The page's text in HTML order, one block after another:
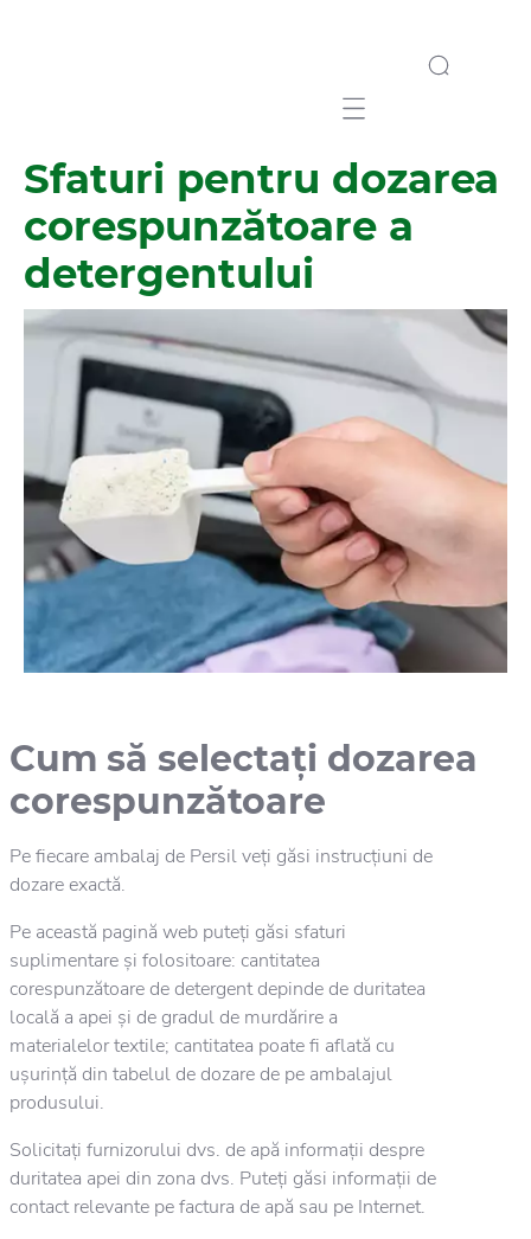
Mobile navigation
Sfaturi pentru dozarea
corespunzătoare a
detergentului
Cum să selectați dozarea
corespunzătoare
Pe fiecare ambalaj de Persil veți găsi instrucțiuni de
dozare exactă.
Pe această pagină web puteți găsi sfaturi
suplimentare și folositoare: cantitatea
corespunzătoare de detergent depinde de duritatea
locală a apei și de gradul de murdărire a
materialelor textile; cantitatea poate fi aflată cu
ușurință din tabelul de dozare de pe ambalajul
produsului.
Solicitați furnizorului dvs. de apă informații despre
duritatea apei din zona dvs. Puteți găsi informații de
contact relevante pe factura de apă sau pe Internet.